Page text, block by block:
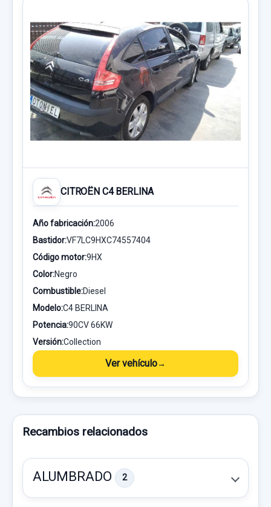
CITROËN C4 BERLINA
Año fabricación:2006
Bastidor:VF7LC9HXC74557404
Código motor:9HX
Color:Negro
Combustible:Diesel
Modelo:C4 BERLINA
Potencia:90CV 66KW
Versión:Collection
Ver vehículo
Recambios relacionados
ALUMBRADO 2